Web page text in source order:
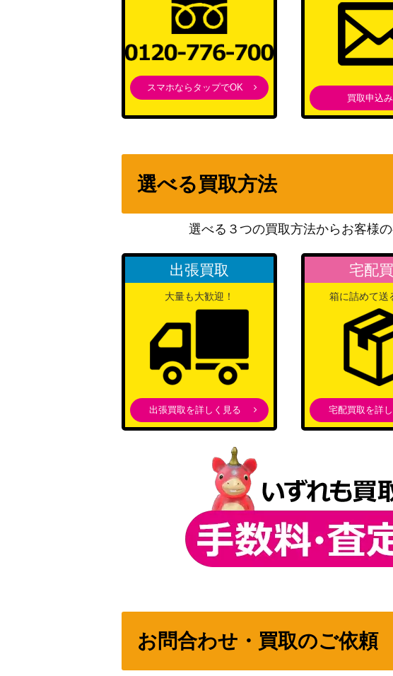
甘カワ☆ニゅーいヤー 大槻 唯【IMC/W115-002SP】
未来へ一緒に 潤羽るしあ(HOL/W91-034SSP)
ドラゴンとの信頼関係 小林さん(KMD/W96-001SSP)
コンプリート目前 米女 メイ【SIP/W109-058SP】
別れの言葉、溢れ出る涙 神谷 薫【RKN/S115-041SP】
未来へ一緒に 赤井はあと(HOL/W91-074SSP)
女子の一面 祭里【AYT/W110-001SP】
勝利をその手に ポルナレフ＆シルバーチャリオッツ（JJ/
聖槍の担い手 獅子王(FGO/S87-001SP)
スマホならタップでOK
買取申込
選べる買取方法
選べる３つの買取方法からお客様
出張買取
大量も大歓迎！
出張買取を詳しく見る
宅配
箱に詰めて送
宅配買取を詳
お問合わせ・買取のご依頼